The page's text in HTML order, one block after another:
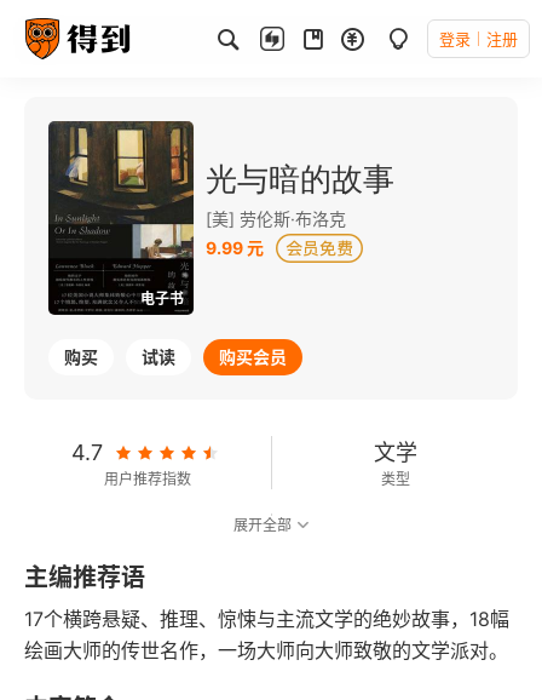
登录 注册
电子书
光与暗的故事
[美] 劳伦斯·布洛克
9.99 元
购买 试读 购买会员
4.7
用户推荐指数
文学
类型
163千字
字数
2018-01-01
发行日期
展开全部
主编推荐语
17个横跨悬疑、推理、惊悚与主流文学的绝妙故事，18幅
绘画大师的传世名作，一场大师向大师致敬的文学派对。